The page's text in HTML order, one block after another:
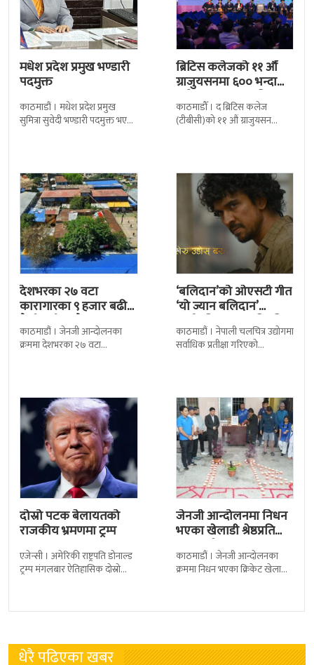
मधेश प्रदेश प्रमुख भण्डारी
पदमुक्त
काठमाडौं । मधेश प्रदेश प्रमुख
सुमित्रा सुवेदी भण्डारी पदमुक्त भएकी
छन् । मन्त्रिपरिषद्को सोमबारको
निर्णय र सिफारिस बमोजिम राष्ट्रपति
रामचन्द्र
ब्रिटिस कलेजको ११ औँ
ग्राजुयसनमा ६०० भन्दा
बढी ग्राजुयट सम्मानित
काठमाडौँ । द ब्रिटिस कलेज
(टीबीसी)को ११ औं ग्राजुयसन
समारोह सम्पन्न भएको छ । शुक्रबार
द सोल्टीमा ब्रिटिस एजुकेशन ग्रुप
देशभरका २७ वटा
कारागारका ९ हजार बढी
कैदीबन्दी अझै फरार
काठमाडौं । जेनजी आन्दोलनका
क्रममा देशभरका २७ वटा
कारागारबाट भागेका अधिकांश
कैदीबन्दी अझै फर्किएका छैनन् ।
देशका २७ वटा कारागारबाट
‘बलिदान’को ओएसटी गीत
‘यो ज्यान बलिदान’
सार्वजनिक, मातृभूमिप्रति
पुत्रको भावनात्मक…
काठमाडौं । नेपाली चलचित्र उद्योगमा
सर्वाधिक प्रतीक्षा गरिएको
चलचित्र’बलिदान’को ओएसटी गीत
सार्वजनिक गरिएको छ। लिरिकल
शैलीमा रिलिज गरिएको ‘यो ज्यान
दोस्रो पटक बेलायतको
राजकीय भ्रमणमा ट्रम्प
एजेन्सी । अमेरिकी राष्ट्रपति डोनाल्ड
ट्रम्प मंगलबार ऐतिहासिक दोस्रो
राजकीय भ्रमणका लागि बेलायत
पुगेका छन् । भ्रमणका क्रममा
बेलायत सरकारले
जेनजी आन्दोलनमा निधन
भएका खेलाडी श्रेष्ठप्रति
श्रद्धाञ्जली
काठमाडौं । जेनजी आन्दोलनका
क्रममा निधन भएका क्रिकेट खेलाडी
सुलभराज श्रेष्ठप्रति श्रद्धाञ्जली अर्पण
गरिएको छ । मंगलबार
त्रिपुरेश्वरस्थीत राष्ट्रिय खेलकुद
धेरै पढिएका खबर
मधेश प्रदेश प्रमुख भण्डारी पदमुक्त